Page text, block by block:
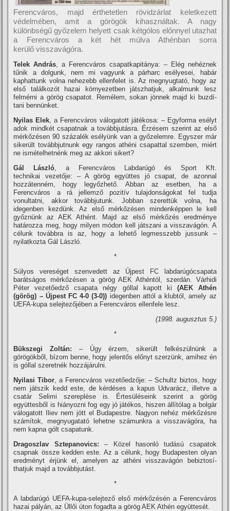
Ferencváros, majd érthetetlen rövidzárlat keletkezett
védelmében, amit a görögök kihasználtak. A nagy
különbségű győzelem helyett csak kétgólos előnnyel utazhat
a Ferencváros a két hét múlva Athénban sorra
kerülő visszavágóra.
Telek András , a Ferencváros csapatkapitánya: – Elég nehéznek
tűnik a dolgunk, nem mi vagyunk a párharc esélyesei, habár
kaphattunk volna nehezebb ellenfelet is. Az megnyugtató, hogy az
első találkozót hazai környezetben játszhatjuk, alkalmunk lesz
felmérni a görög csapatot. Remélem, sokan jönnek majd ki buzdí­
tani bennünket.
Nyilas Elek , a Ferencváros válogatott játékosa: – Egyforma esélyt
adok mindkét csapatnak a továbbjutásra. Érzésem szerint az első
mérkőzésen 90 százalék esélyünk van a győzelemre. Egyszer már
sikerült továbbjutnunk egy rangos athéni csapattal szemben, miért
ne ismételhetnénk meg az akkori sikert?
Gál László , a Ferencváros Labdarúgó és Sport Kft.
technikai vezetője: – A görög együttes jó csapat, de azonnal
hozzátenném, hogy legyőzhető. Abban az esetben, ha a
Ferencváros a rá jellemző pozití­v tulajdonságokat fel tudja
vonultatni, akkor továbbjutunk. Jobban szerettük volna, ha
idegenben kezdünk. Az első mérkőzésen mindenképpen le kell
győznünk az AEK Athént. Majd az első mérkőzés eredménye
határozza meg, hogy milyen módon kell játszani a visszavágón. A
célunk továbbra is az, hogy a lehető legmesszebb jussunk –
nyilatkozta Gál László.
*
Súlyos vereséget szenvedett az Újpest FC labdarúgócsapata
barátságos mérkőzésen a görög AEK Athéntól, szerdán. Várhidi
Péter vezetőedző csapata négy góllal kapott ki (AEK Athén
(görög) – Újpest FC 4-0 (3-0)) idegenben attól a klubtól, amely az
UEFA-kupa selejtezőjében a Ferencváros ellenfele lesz.
(1998. augusztus 5.)
*
Bükszegi Zoltán: – Úgy érzem, sikerült felkészülnünk a
görögökből, bí­zom benne, hogy jelentős előnyt szerzünk, amihez én
is góllal szeretnék hozzájárulni.
Nyilasi Tibor , a Ferencváros vezetőedzője: – Schultz biztos, hogy
nem játszik kedd este, de kérdéses a kapus Udvarácz, illetve a
csatár Selimi szereplése is. Értesüléseink szerint a görög
együttesből is hiányozni fog egy jó játékos, hiszen állí­tólag a bolgár
válogatott Iliev nem jött el Budapestre. Nagyon nehéz mérkőzésre
számí­tok, megnyugatató lehetne számunkra a visszavágóra, ha
nem kapna gólt csapatunk.
Dragoszlav Sztepanovics: – Közel hasonló tudású csapatok
csapnak össze kedden este. Az a célunk, hogy Budapesten olyan
eredményt érjünk el, amelyen az athéni visszavágón bebiztosí­
thatjuk majd a továbbjutást.
*
A labdarúgó UEFA-kupa-selejtező első mérkőzésén a Ferencváros
hazai pályán, az Üllői úton fogadta a görög AEK Athén együttesét.